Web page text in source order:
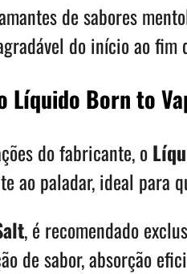
de sabores
do início ao
Líquido Born to
do fabricante, o
ao paladar, ideal para
, é recomendado
de sabor, absorção